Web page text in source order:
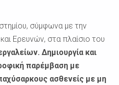
σύμφωνα με την
Ερευνών, στα πλαίσιο του
Δημιουργία και
παρέμβαση με
ασθενείς με μη